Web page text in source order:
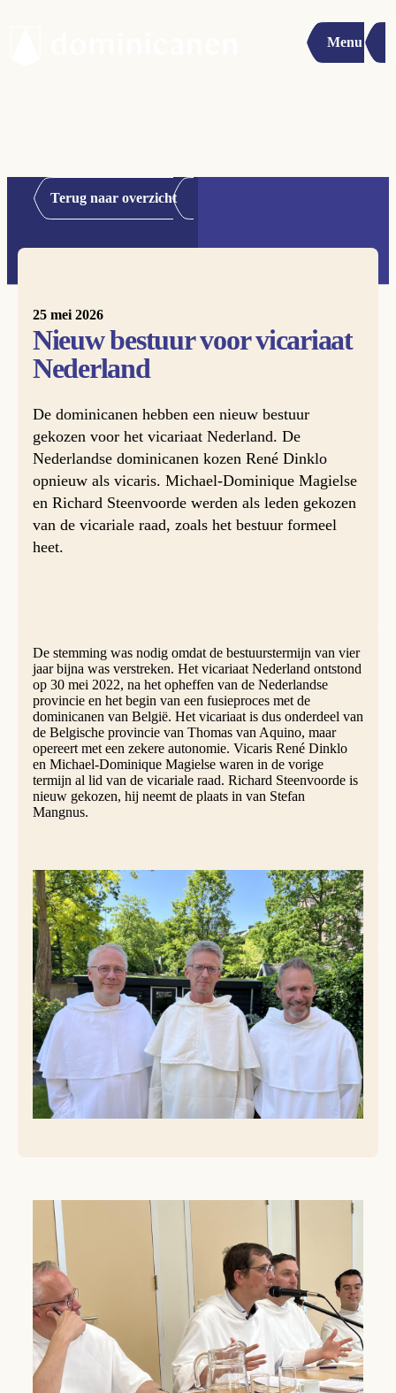
Menu
Terug naar overzicht
25 mei 2026
Nieuw bestuur voor vicariaat
Nederland
De dominicanen hebben een nieuw bestuur
gekozen voor het vicariaat Nederland. De
Nederlandse dominicanen kozen René Dinklo
opnieuw als vicaris. Michael-Dominique Magielse
en Richard Steenvoorde werden als leden gekozen
van de vicariale raad, zoals het bestuur formeel
heet.
De stemming was nodig omdat de bestuurstermijn van vier
jaar bijna was verstreken. Het vicariaat Nederland ontstond
op 30 mei 2022, na het opheffen van de Nederlandse
provincie en het begin van een fusieproces met de
dominicanen van België. Het vicariaat is dus onderdeel van
de Belgische provincie van Thomas van Aquino, maar
opereert met een zekere autonomie. Vicaris René Dinklo
en Michael-Dominique Magielse waren in de vorige
termijn al lid van de vicariale raad. Richard Steenvoorde is
nieuw gekozen, hij neemt de plaats in van Stefan
Mangnus.
Vlnr: Richard Steenvoorde, vicaris René Dinklo, Michael-Dominique Magielse
In principe is het nieuwe bestuur opnieuw voor vier jaar
gekozen, al zal de termijn waarschijnlijk korter uitvallen.
Eind december komen de dominicanen uit de hele
provincie bij elkaar voor het provinciaal kapittel. De
verwachting is dat daar besloten zal worden om tot een
volledige unie te komen tussen België en Nederland,
waarbij het vicariaat zal worden opgeheven en volledig zal
opgaan in de Belgisch-Nederlandse provincie. Het bestuur
van het vicariaat zal dit proces begeleiden.